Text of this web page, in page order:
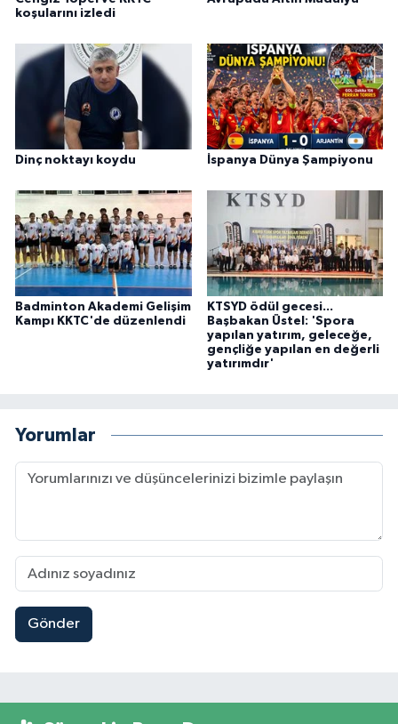
koşularını izledi
Dinç noktayı koydu İspanya Dünya Şampiyonu
Badminton Akademi Gelişim
Kampı KKTC'de düzenlendi
KTSYD ödül gecesi...
Başbakan Üstel: 'Spora
yapılan yatırım, geleceğe,
gençliğe yapılan en değerli
yatırımdır'
Yorumlar
Gönder